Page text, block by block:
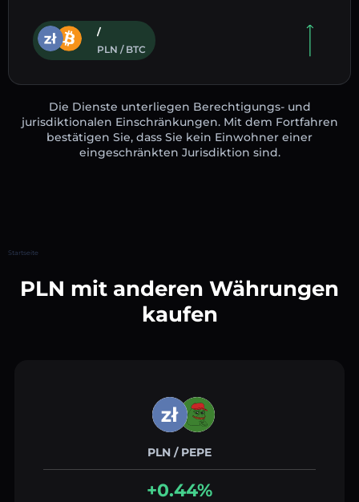
/
PLN / BTC
Die Dienste unterliegen Berechtigungs- und
jurisdiktionalen Einschränkungen. Mit dem Fortfahren
bestätigen Sie, dass Sie kein Einwohner einer
eingeschränkten Jurisdiktion sind.
Startseite
PLN mit anderen Währungen
kaufen
PLN / PEPE
+0.44%